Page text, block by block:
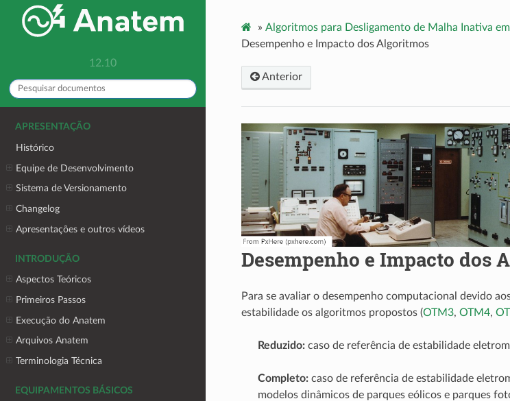
12.10
APRESENTAÇÃO
Histórico
Equipe de Desenvolvimento
Sistema de Versionamento
Changelog
Apresentações e outros vídeos
INTRODUÇÃO
Aspectos Teóricos
Primeiros Passos
Execução do Anatem
Arquivos Anatem
Terminologia Técnica
EQUIPAMENTOS BÁSICOS
» Algoritmos para Desligamento de Malha Inativa
Desempenho e Impacto dos Algoritmos
Anterior
Desempenho e Impacto dos
Para se avaliar o desempenho computacional devido
estabilidade os algoritmos propostos (OTM3, OTM4,
Reduzido:caso de referência de estabilidade
Completo:caso de referência de estabilidade
modelos dinâmicos de parques eólicos e parques